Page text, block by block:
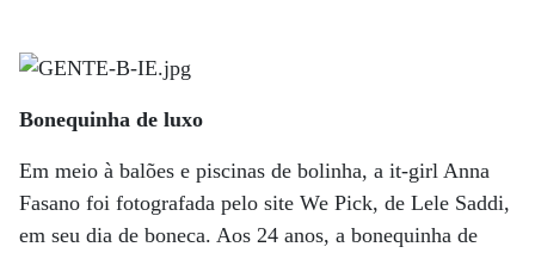
Bonequinha de luxo
Em meio à balões e piscinas de bolinha, a it-girl Anna
Fasano foi fotografada pelo site We Pick, de Lele Saddi,
em seu dia de boneca. Aos 24 anos, a bonequinha de